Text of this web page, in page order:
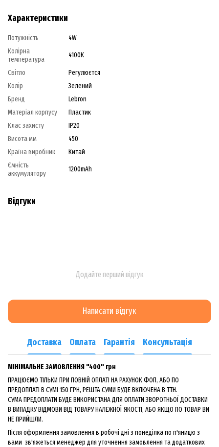
Характеристики
Потужність
4W
Колірна
температура
4100К
Світло
Регулюєтся
Колір
Зелений
Бренд
Lebron
Матеріал корпусу
Пластик
Клас захисту
IP20
Висота мм
450
Країна виробник
Китай
Ємність
аккумулятору
1200mAh
Відгуки
Додайте перший відгук
Написати відгук
Доставка Оплата Гарантія Консультація
МІНІМАЛЬНЕ ЗАМОВЛЕННЯ "400" грн
ПРАЦЮЄМО ТІЛЬКИ ПРИ ПОВНІЙ ОПЛАТІ НА РАХУНОК ФОП, АБО ПО
ПРЕДОПЛАТІ В СУМІ 150 ГРН, РЕШТА СУМИ БУДЕ ВКЛЮЧЕНА В ТТН.
СУМА ПРЕДОПЛАТИ БУДЕ ВИКОРИСТАНА ДЛЯ ОПЛАТИ ЗВОРОТНЬОЇ ДОСТАВКИ
В ВИПАДКУ ВІДМОВИ ВІД ТОВАРУ НАЛЕЖНОЇ ЯКОСТІ, АБО ЯКЩО ПО ТОВАР ВИ
НЕ ПРИЙШЛИ.
Після оформлення замовлення в робочі дні з понеділка по п'яницю з
вами зв'яжеться менеджер для уточнення замовлення та додаткових